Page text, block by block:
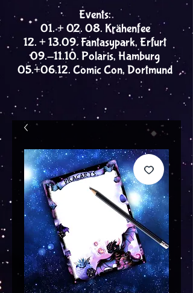
Events:
01. + 02. 08. Krähenfee
12. + 13.09. Fantasypark, Erfurt
09.-11.10. Polaris, Hamburg
05.+06.12. Comic Con, Dortmund